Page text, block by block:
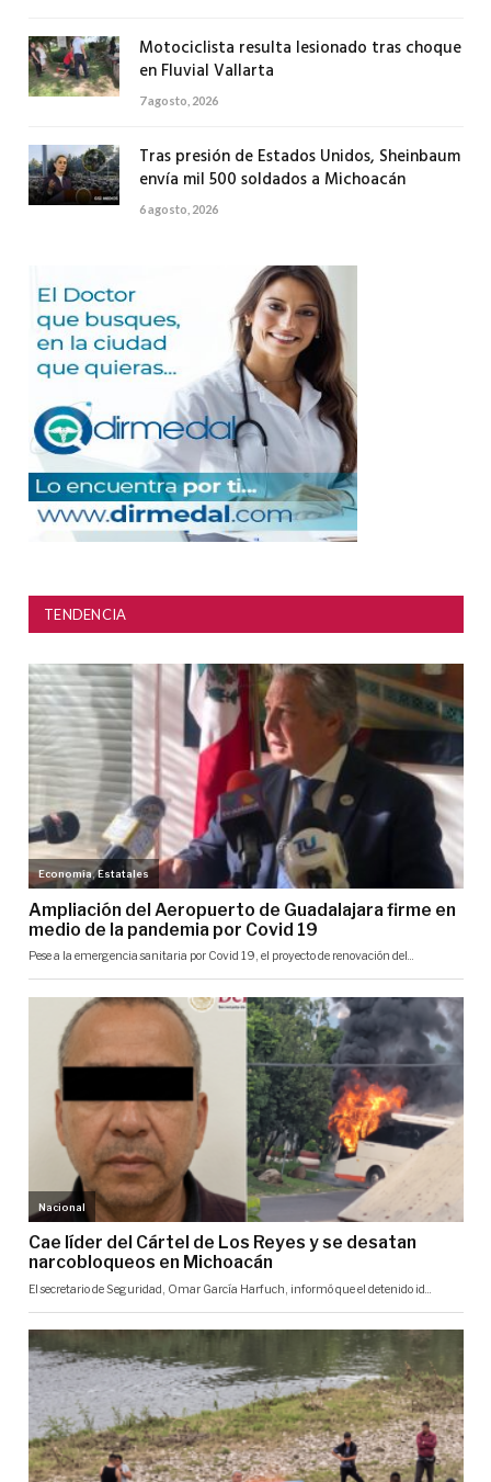
Motociclista resulta lesionado tras choque
en Fluvial Vallarta
7 agosto, 2026
Tras presión de Estados Unidos, Sheinbaum
envía mil 500 soldados a Michoacán
6 agosto, 2026
TENDENCIA